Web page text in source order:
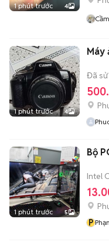
1 phút trước 4
1 phút trước 4
Máy
Đã
1 phút trước 5
Bộ
Intel
P